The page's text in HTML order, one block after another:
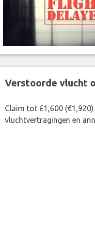
Verstoorde vlucht
Claim tot £1,600
vluchtvertragingen en